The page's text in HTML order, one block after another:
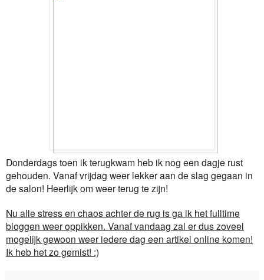
Donderdags toen ik terugkwam heb ik nog een dagje rust
gehouden. Vanaf vrijdag weer lekker aan de slag gegaan in
de salon! Heerlijk om weer terug te zijn!
Nu alle stress en chaos achter de rug is ga ik het fulltime
bloggen weer oppikken. Vanaf vandaag zal er dus zoveel
mogelijk gewoon weer iedere dag een artikel online komen!
Ik heb het zo gemist! :)